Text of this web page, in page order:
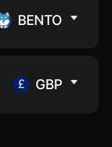
BENTO
GBP